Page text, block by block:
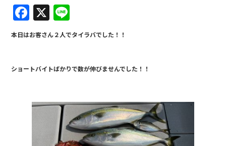
F
a
c
e
b
o
X
n
e
本日はお客さん２人でタイラバでした！！
ショートバイトばかりで数が伸びませんでした！！